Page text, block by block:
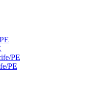
/PE
/PE